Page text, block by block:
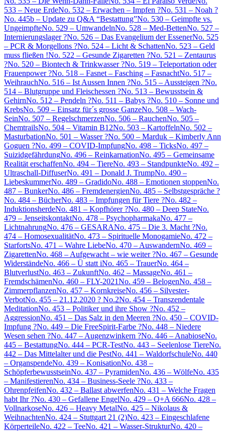
533 – Neue ErdeNo. 532 – Erwachen – Impfen ?No. 531 – Noah ?
No. 445b – Update zu Q&A “Bestattung”No. 530 – Geimpfte vs.
UngeimpfteNo. 529 – UmwandelnNo. 528 – Med-BettenNo. 527 –
Internierungslager ?No. 526 – Das Evangelium der EssenerNo. 525
– PCR & Morgellons ?No. 524 – Licht & SchattenNo. 523 – Geld
muss fließen !No. 522 – Gesunde Zigaretten ?No. 521 – Zentaurus
?No. 520 – Biontech & Trinkwasser ?No. 519 – Teleportation oder
Frauenpower ?No. 518 – Fasnet – Fasching – FasnachtNo. 517 –
WeihrauchNo. 516 – Ist Aussen Innen ?No. 515 – Aussteigen ?No.
514 – Blutgruppe und Fleischessen ?No. 513 – Bewusstsein &
GehirnNo. 512 – Pendeln ?No. 511 – Babys ?No. 510 – Sonne und
KrebsNo. 509 – Einsatz für´s grosse GanzeNo. 508 – Wach-
SeinNo. 507 – RegelschmerzenNo. 506 – RauchenNo. 505 –
ChemtrailsNo. 504 – Vitamin B12No. 503 – KartoffelnNo. 502 –
MasturbationNo. 501 – Wasser ?No. 500 – Marduk – Kimberly Ann
Goguen ?No. 499 – COVID-ImpfungNo. 498 – TicksNo. 497 –
SuizidgefährdungNo. 496 – ReinkarnationNo. 495 – Gemeinsame
Realität erschaffenNo. 494 – TiereNo. 493 – StandpunkteNo. 492 –
Ultraschall-DiffuserNo. 491 – Donald J. TrumpNo. 490 –
LiebeskummerNo. 489 – GradidoNo. 488 – Emotionen stoppenNo.
487 – BunkerNo. 486 – FremdenergienNo. 485 – Selbstgespräche ?
No. 484 – BücherNo. 483 – Impfungen für Tiere ?No. 482 –
InduktionsherdeNo. 481 – Kopfhörer ?No. 480 – Deep StateNo.
479 – JenseitskontaktNo. 478 – PsychopharmakaNo. 477 –
LichtnahrungNo. 476 – GESARANo. 475 – Die 3. Macht ?No.
474 – HomosexualitätNo. 473 – Spirituelle MonogamieNo. 472 –
StarfortsNo. 471 – Wahre LiebeNo. 470 – AuswandernNo. 469 –
ZigarettenNo. 468 – Aufgewacht – wie weiter ?No. 467 – Gesunde
WiderständeNo. 466 – Ü statt iNo. 465 – TrauerNo. 464 –
BlutverlustNo. 463 – ZukunftNo. 462 – MassageNo. 461 –
FremdschämenNo. 460 – FLY-2021No. 459 – BelogenNo. 458 –
ZimmerpflanzenNo. 457 – KornkreiseNo. 456 – Silvester-
VerbotNo. 455 – 21.12.2020 ? No.2No. 454 – Transzendentale
MeditationNo. 453 – Politiker und ihre Show ?No. 452 –
AggressionNo. 451 – Das Salz in den Meeren ?No. 450 – COVID-
Impfung ?No. 449 – Die FreeSpirit-Farbe ?No. 448 – Niedere
Wesen sehen ?No. 447 – Augenzwinkern ?No. 446 – AnabioseNo.
445 – BestattungNo. 444 – PCR-TestNo. 443 – Seelenlose TiereNo.
442 – Das Mittelalter und die PestNo. 441 – WaldorfschuleNo. 440
– OrganspendeNo. 439 – KonisationNo. 438 –
SchöpferbewusstseinNo. 437 – PyramidenNo. 436 – WölfeNo. 435
– ManifestierenNo. 434 – Business-Seele ?No. 433 –
OhrenpfeifenNo. 432 – Ballast abwerfenNo. 431 – Welche Fragen
habt Ihr ?No. 430 – Gefallene EngelNo. 429 – Q+A 666No. 428 –
VollnarkoseNo. 426 – Heavy MetalNo. 425 – Nikolaus &
WeihnachtenNo. 424 – Stuttgart 21 (2)No. 423 – Eingeschlafene
KörperteileNo. 422 – TeeNo. 421 – Wasser-StrukturNo. 420 –